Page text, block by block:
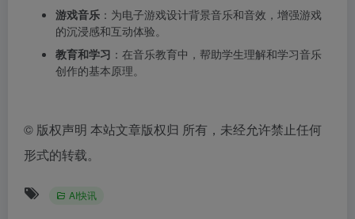
游戏音乐 ：为电子游戏设计背景音乐和音效，增强游戏
的沉浸感和互动体验。
教育和学习 ：在音乐教育中，帮助学生理解和学习音乐
创作的基本原理。
© 版权声明 本站文章版权归 所有，未经允许禁止任何
形式的转载。
AI快讯